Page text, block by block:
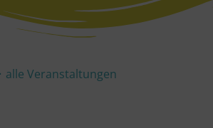
alle Veranstaltungen